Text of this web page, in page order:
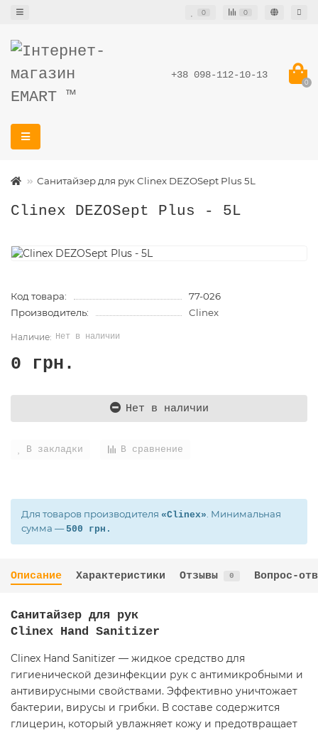
0 0
+38 098-112-10-13
0
Санитайзер для рук Clinex DEZOSept Plus 5L
Clinex DEZOSept Plus - 5L
Код товара:
77-026
Производитель:
Clinex
Нет в наличии
0 грн.
Нет в наличии
В закладки В сравнение
Для товаров производителя «Clinex» . Минимальная
сумма —500 грн.
Описание Характеристики Отзывы 0 Вопрос-
Санитайзер для рук
Clinex Hand Sanitizer
Clinex Hand Sanitizer — жидкое средство для
гигиенической дезинфекции рук с антимикробными и
антивирусными свойствами. Эффективно уничтожает
бактерии, вирусы и грибки. В составе содержится
глицерин, который увлажняет кожу и предотвращает